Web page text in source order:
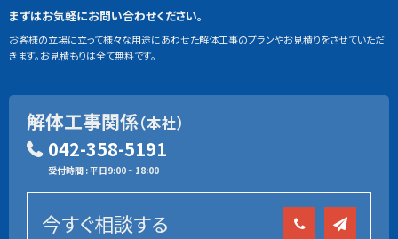
まずはお気軽にお問い合わせください。
お客様の立場に立って様々な用途にあわせた解体工事のプランやお見積りをさせていただ
きます。お見積もりは全て無料です。
解体工事関係（本社）
042-358-5191
受付時間 : 平日9:00 ~ 18:00
今すぐ相談する